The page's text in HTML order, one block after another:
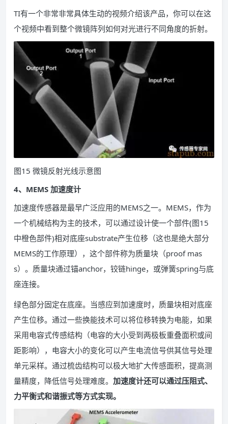
TI有一个非常非常具体生动的视频介绍该产品，你可以在这
个视频中看到整个微镜阵列如何对光进行不同角度的折射。
图15 微镜反射光线示意图
4、MEMS 加速度计
加速度传感器是最早广泛应用的MEMS之一。MEMS，作为
一个机械结构为主的技术，可以通过设计使一个部件(图15
中橙色部件)相对底座substrate产生位移（这也是绝大部分
MEMS的工作原理），这个部件称为质量块（proof mas
s）。质量块通过锚anchor，铰链hinge，或弹簧spring与底
座连接。
绿色部分固定在底座。当感应到加速度时，质量块相对底座
产生位移。通过一些换能技术可以将位移转换为电能，如果
采用电容式传感结构（电容的大小受到两极板重叠面积或间
距影响），电容大小的变化可以产生电流信号供其信号处理
单元采样。通过梳齿结构可以极大地扩大传感面积，提高测
量精度，降低信号处理难度。 加速度计还可以通过压阻式、
力平衡式和谐振式等方式实现。